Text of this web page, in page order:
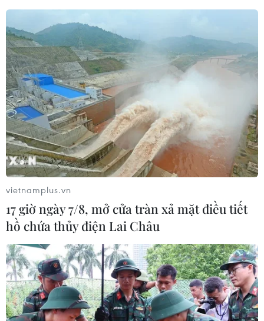
vietnamplus.vn
17 giờ ngày 7/8, mở cửa tràn xả mặt điều tiết
hồ chứa thủy điện Lai Châu